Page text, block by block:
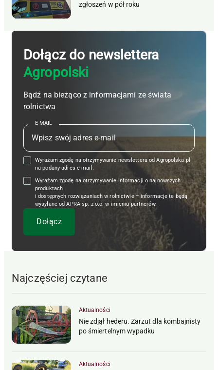
zgłoszeń w pół roku
Dołącz do newslettera
Agropolski
Bądź na bieżąco z informacjami ze świata
rolnictwa
E-MAIL
Wyrażam zgodę na otrzymywanie newslettera od Agropolska.pl
na podany adres e-mail.
Wyrażam zgodę na otrzymywanie informacji o najnowszych
produktach
i dostępnych rozwiązaniach w rolnictwie – informacje te będą
wysyłane od APRA sp. z o.o. w imieniu partnerów.
Najczęściej czytane
Aktualności
Nie zdjął hederu. Zarzut dla kombajnisty
po śmiertelnym wypadku
Aktualności